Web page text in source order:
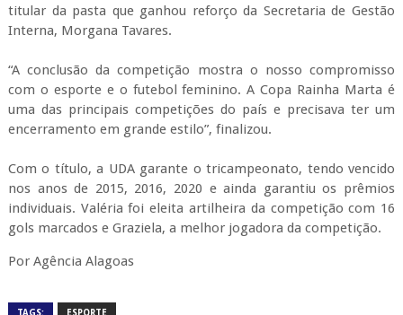
gols marcados e Graziela, a melhor jogadora da competição.
Por Agência Alagoas
TAGS: ESPORTE
RELACIONADOS